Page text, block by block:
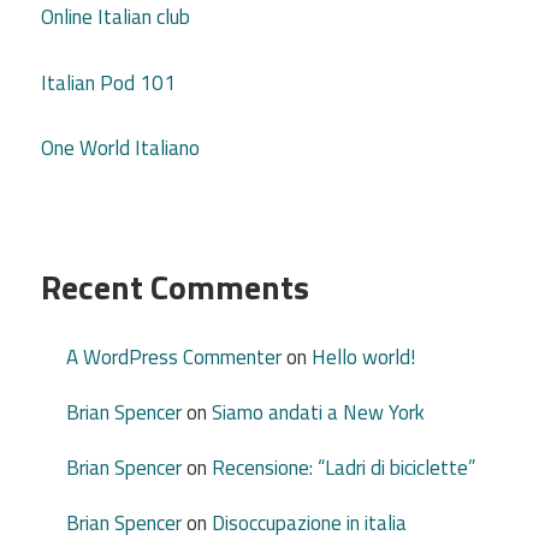
Online Italian club
Italian Pod 101
One World Italiano
Recent Comments
A WordPress Commenteron Hello world!
Brian SpenceronSiamo andati a New York
Brian Spenceron Recensione: “Ladri di biciclette”
Brian Spenceron Disoccupazione in italia